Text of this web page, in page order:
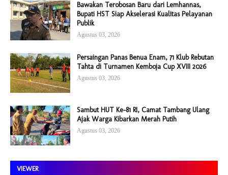
Bawakan Terobosan Baru dari Lemhannas,
Bupati HST Siap Akselerasi Kualitas Pelayanan
Publik
Agustus 03, 2026
Persaingan Panas Benua Enam, 71 Klub Rebutan
Tahta di Turnamen Kemboja Cup XVIII 2026
Agustus 03, 2026
Sambut HUT Ke-81 RI, Camat Tambang Ulang
Ajak Warga Kibarkan Merah Putih
Agustus 03, 2026
VIEWER